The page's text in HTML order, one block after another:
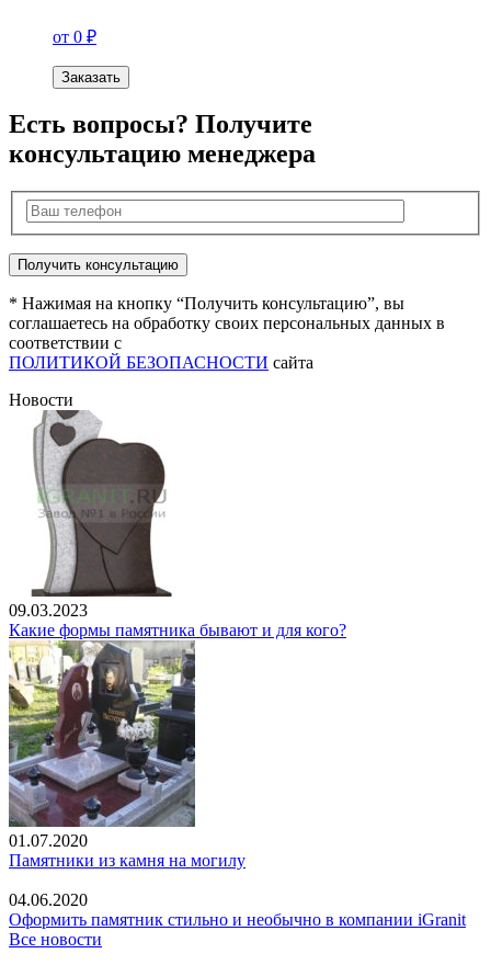
от 0 ₽
Заказать
Есть вопросы? Получите
консультацию менеджера
* Нажимая на кнопку “Получить консультацию”, вы
соглашаетесь на обработку своих персональных данных в
соответствии с
ПОЛИТИКОЙ БЕЗОПАСНОСТИ сайта
Новости
09.03.2023
Какие формы памятника бывают и для кого?
01.07.2020
Памятники из камня на могилу
04.06.2020
Оформить памятник стильно и необычно в компании iGranit
Все новости